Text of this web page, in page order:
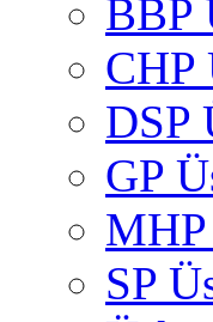
BBP
CHP
DSP
GP
SP